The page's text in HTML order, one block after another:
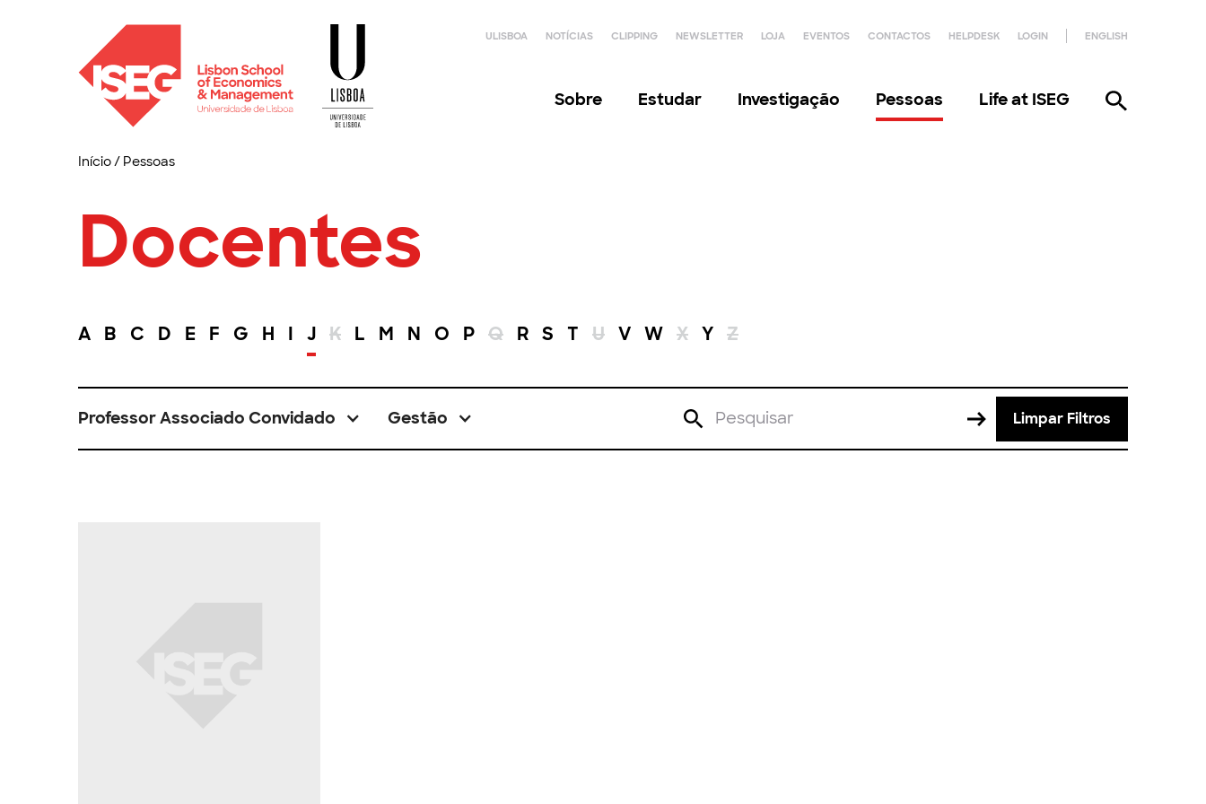
ULISBOA NOTÍCIAS CLIPPING NEWSLETTER LOJA EVENTOS CONTACTOS HELPDESK LOGIN ENGLISH
Sobre Estudar Investigação Pessoas Life at ISEG
Início/ Pessoas
Docentes
A B C D E F G H I J K L M N O P Q R S T U V W X Y Z
Professor Associado Convidado Gestão Limpar Filtros